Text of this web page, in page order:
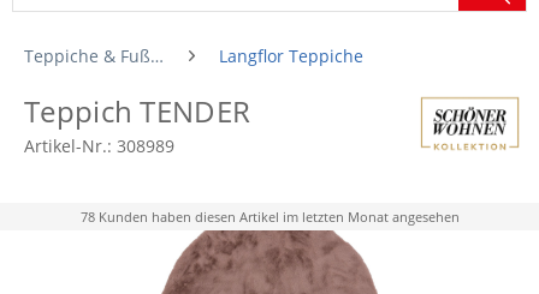
Teppiche & Fußmatten Langflor Teppiche
Teppich TENDER
Artikel-Nr.: 308989
78 Kunden haben diesen Artikel im letzten Monat angesehen